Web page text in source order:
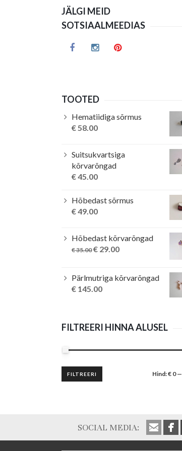
JÄLGI MEID
SOTSIAALMEEDIAS
TOOTED
Hematiidiga sõrmus
€58.00
Suitsukvartsiga
kõrvarõngad
€45.00
Hõbedast sõrmus
€49.00
Hõbedast kõrvarõngad
€35.00 Original
€ 35.00.
€ 29.00Current
€ 29.00.
Pärlmutriga kõrvarõngad
€ 145.00
FILTREERI HINNA ALUSEL
Minimaalne
hind
Maksimaalne
hind
FILTREERI Hind:€ 0—
SOCIAL MEDIA: